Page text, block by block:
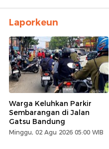
Laporkeun
Warga Keluhkan Parkir
Sembarangan di Jalan
Gatsu Bandung
Minggu, 02 Agu 2026 05:00 WIB